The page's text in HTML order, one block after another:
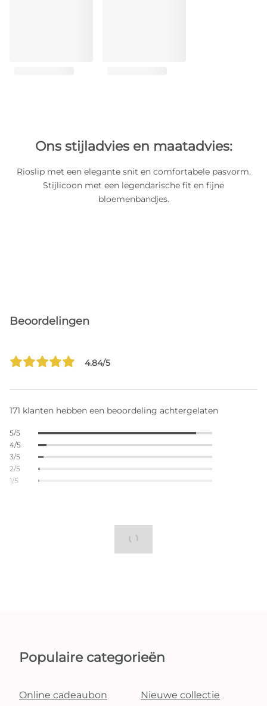
Ons stijladvies en maatadvies:
Rioslip met een elegante snit en comfortabele pasvorm.
Stijlicoon met een legendarische fit en fijne
bloemenbandjes.
Beoordelingen
4.84/5
171 klanten hebben een beoordeling achtergelaten
5/5
4/5
3/5
2/5
1/5
Populaire categorieën
Online cadeaubon Nieuwe collectie